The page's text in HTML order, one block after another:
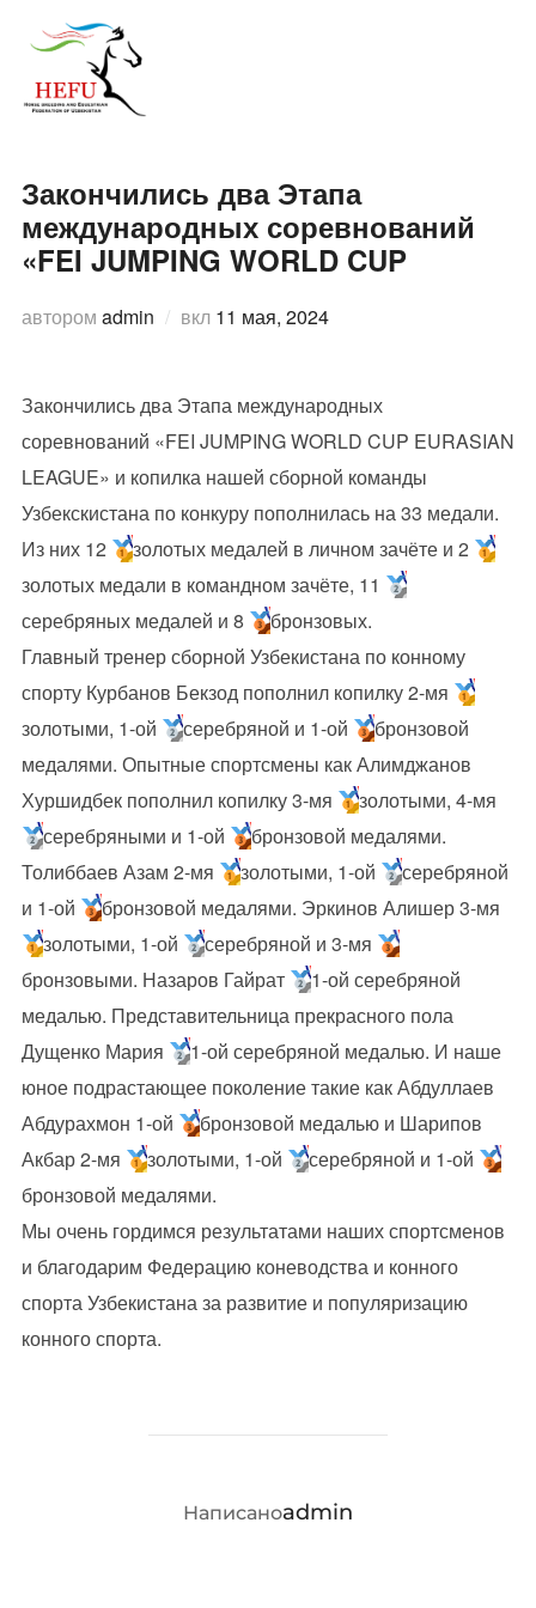
содержимому
Закончились два Этапа
международных соревнований
«FEI JUMPING WORLD CUP
автором admin вкл Опубликовано
11 мая, 2024
Закончились два Этапа международных
соревнований «FEI JUMPING WORLD CUP EURASIAN
LEAGUE» и копилка нашей сборной команды
Узбекскистана по конкуру пополнилась на 33 медали.
Из них 12
золотых медалей в личном зачёте и 2
золотых медали в командном зачёте, 11
серебряных медалей и 8
бронзовых.
Главный тренер сборной Узбекистана по конному
спорту Курбанов Бекзод пополнил копилку 2-мя
золотыми, 1-ой
серебряной и 1-ой
бронзовой
медалями. Опытные спортсмены как Алимджанов
Хуршидбек пополнил копилку 3-мя
золотыми, 4-мя
серебряными и 1-ой
бронзовой медалями.
Толиббаев Азам 2-мя
золотыми, 1-ой
серебряной
и 1-ой
бронзовой медалями. Эркинов Алишер 3-мя
золотыми, 1-ой
серебряной и 3-мя
бронзовыми. Назаров Гайрат
1-ой серебряной
медалью. Представительница прекрасного пола
Дущенко Мария
1-ой серебряной медалью. И наше
юное подрастающее поколение такие как Абдуллаев
Абдурахмон 1-ой
бронзовой медалью и Шарипов
Акбар 2-мя
золотыми, 1-ой
серебряной и 1-ой
бронзовой медалями.
Мы очень гордимся результатами наших спортсменов
и благодарим Федерацию коневодства и конного
спорта Узбекистана за развитие и популяризацию
конного спорта.
АВТОР ЗАПИСИ
Написаноadmin